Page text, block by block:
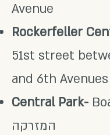
Avenue
Rockerfeller
51st street
and 6th Avenues
Central Park-
המזרקה